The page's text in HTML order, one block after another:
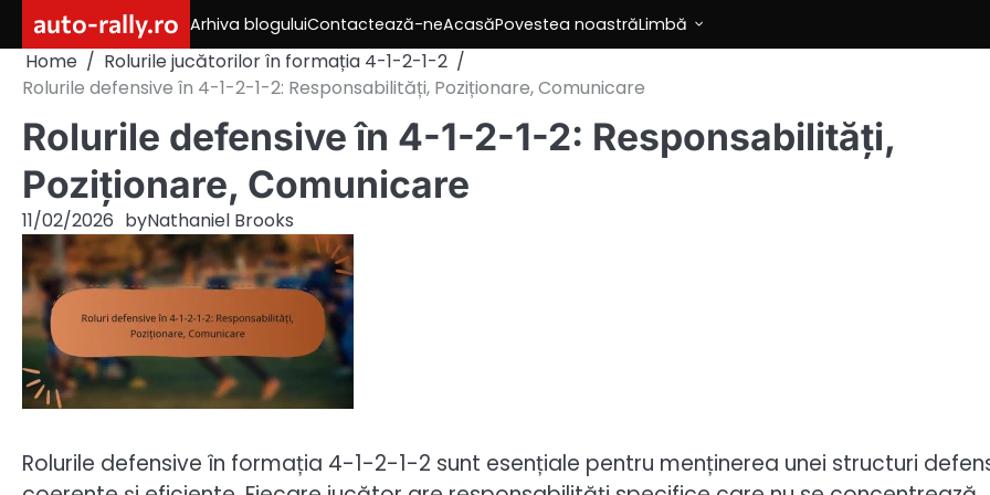
content
auto-rally.ro Arhiva bloguluiContactează-neAcasăPovestea noastrăLimbă
Home
Rolurile jucătorilor în formația 4-1-2-1-2
Rolurile defensive în 4-1-2-1-2: Responsabilități, Poziționare, Comunicare
Rolurile defensive în 4-1-2-1-2: Responsabilități,
Poziționare, Comunicare
11/02/2026 byNathaniel Brooks
Rolurile defensive în formația 4-1-2-1-2 sunt esențiale pentru menținerea unei structuri